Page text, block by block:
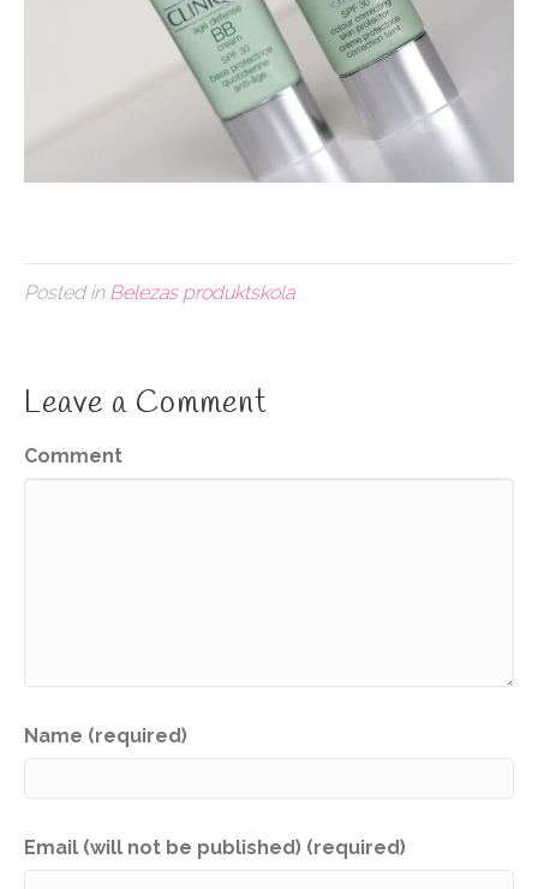
Posted in Belezas produktskola
Leave a Comment
Comment
Name (required)
Email (will not be published) (required)